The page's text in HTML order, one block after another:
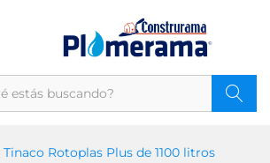
Tinaco Rotoplas Plus de 1100 litros